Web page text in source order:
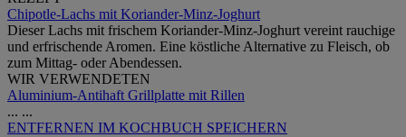
Chipotle-Lachs mit Koriander-Minz-Joghurt
Dieser Lachs mit frischem Koriander-Minz-Joghurt vereint rauchige
und erfrischende Aromen. Eine köstliche Alternative zu Fleisch, ob
zum Mittag- oder Abendessen.
WIR VERWENDETEN
Aluminium-Antihaft Grillplatte mit Rillen
... ...
ENTFERNEN IM KOCHBUCH SPEICHERN